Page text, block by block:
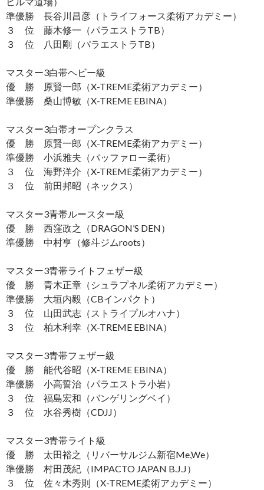
準優勝 長谷川昌彦（トライフォース柔術アカデミー）
３ 位 藤木修一（パラエストラTB）
３ 位 八田剛（パラエストラTB）
マスター3白帯ヘビー級
優 勝 原賢一郎（X-TREME柔術アカデミー）
準優勝 桑山博敏（X-TREME EBINA）
マスター3白帯オープンクラス
優 勝 原賢一郎（X-TREME柔術アカデミー）
準優勝 小浜雅夫（バッファロー柔術）
３ 位 海野洋介（X-TREME柔術アカデミー）
３ 位 前田邦昭（ネックス）
マスター3青帯ルースター級
優 勝 西窪政之（DRAGON’S DEN）
準優勝 中村亨（修斗ジムroots）
マスター3青帯ライトフェザー級
優 勝 青木正章（シュラプネル柔術アカデミー）
準優勝 大垣内毅（CBインパクト）
３ 位 山田武志（ストライプルオハナ）
３ 位 柏木利幸（X-TREME EBINA）
マスター3青帯フェザー級
優 勝 能代谷昭（X-TREME EBINA）
準優勝 小高誓治（パラエストラ小岩）
３ 位 福島宏和（バンゲリングベイ）
３ 位 水谷秀樹（CDJJ）
マスター3青帯ライト級
優 勝 太田裕之（リバーサルジム新宿Me,We）
準優勝 村田茂紀（IMPACTO JAPAN B.J.J）
３ 位 佐々木秀則（X-TREME柔術アカデミー）